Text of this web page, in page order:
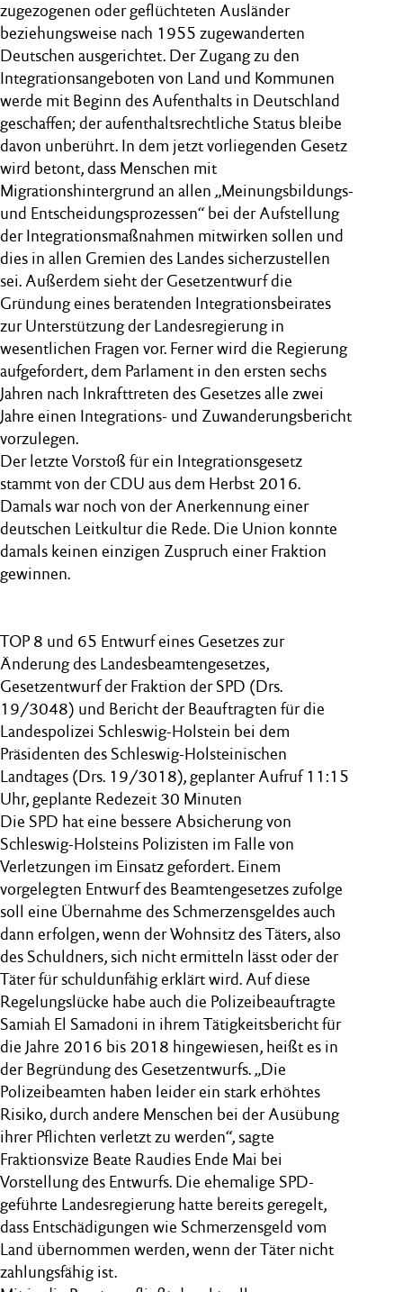
zugezogenen oder geflüchteten Ausländer
beziehungsweise nach 1955 zugewanderten
Deutschen ausgerichtet. Der Zugang zu den
Integrationsangeboten von Land und Kommunen
werde mit Beginn des Aufenthalts in Deutschland
geschaffen; der aufenthaltsrechtliche Status bleibe
davon unberührt. In dem jetzt vorliegenden Gesetz
wird betont, dass Menschen mit
Migrationshintergrund an allen „Meinungsbildungs-
und Entscheidungsprozessen“ bei der Aufstellung
der Integrationsmaßnahmen mitwirken sollen und
dies in allen Gremien des Landes sicherzustellen
sei. Außerdem sieht der Gesetzentwurf die
Gründung eines beratenden Integrationsbeirates
zur Unterstützung der Landesregierung in
wesentlichen Fragen vor. Ferner wird die Regierung
aufgefordert, dem Parlament in den ersten sechs
Jahren nach Inkrafttreten des Gesetzes alle zwei
Jahre einen Integrations- und Zuwanderungsbericht
vorzulegen.
Der letzte Vorstoß für ein Integrationsgesetz
stammt von der CDU aus dem Herbst 2016.
Damals war noch von der Anerkennung einer
deutschen Leitkultur die Rede. Die Union konnte
damals keinen einzigen Zuspruch einer Fraktion
gewinnen.
TOP 8 und 65 Entwurf eines Gesetzes zur
Änderung des Landesbeamtengesetzes,
Gesetzentwurf der Fraktion der SPD (Drs.
19/3048) und Bericht der Beauftragten für die
Landespolizei Schleswig-Holstein bei dem
Präsidenten des Schleswig-Holsteinischen
Landtages (Drs. 19/3018), geplanter Aufruf 11:15
Uhr, geplante Redezeit 30 Minuten
Die SPD hat eine bessere Absicherung von
Schleswig-Holsteins Polizisten im Falle von
Verletzungen im Einsatz gefordert. Einem
vorgelegten Entwurf des Beamtengesetzes zufolge
soll eine Übernahme des Schmerzensgeldes auch
dann erfolgen, wenn der Wohnsitz des Täters, also
des Schuldners, sich nicht ermitteln lässt oder der
Täter für schuldunfähig erklärt wird. Auf diese
Regelungslücke habe auch die Polizeibeauftragte
Samiah El Samadoni in ihrem Tätigkeitsbericht für
die Jahre 2016 bis 2018 hingewiesen, heißt es in
der Begründung des Gesetzentwurfs. „Die
Polizeibeamten haben leider ein stark erhöhtes
Risiko, durch andere Menschen bei der Ausübung
ihrer Pflichten verletzt zu werden“, sagte
Fraktionsvize Beate Raudies Ende Mai bei
Vorstellung des Entwurfs. Die ehemalige SPD-
geführte Landesregierung hatte bereits geregelt,
dass Entschädigungen wie Schmerzensgeld vom
Land übernommen werden, wenn der Täter nicht
zahlungsfähig ist.